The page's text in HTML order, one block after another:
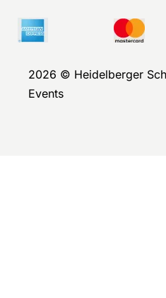
2026 © Heidelberger
Events